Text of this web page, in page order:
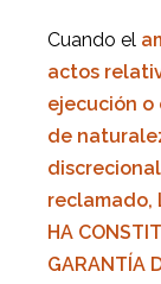
Cuando el
actos
ejecución
de
reclamado,
HA
GARANTÍA